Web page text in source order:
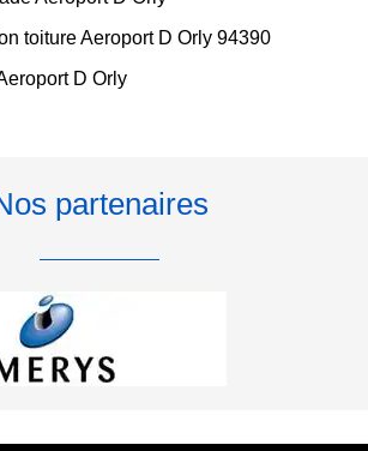
toiture Aeroport D Orly 94390
D Orly
partenaires